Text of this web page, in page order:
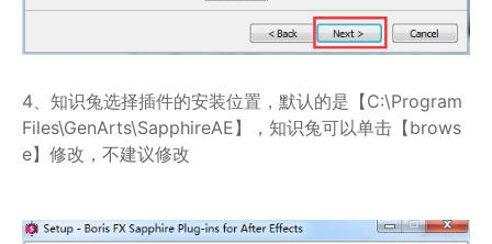
4、知识兔选择插件的安装位置，默认的是【C:\Program
Files\GenArts\SapphireAE】，知识兔可以单击【brows
e】修改，不建议修改